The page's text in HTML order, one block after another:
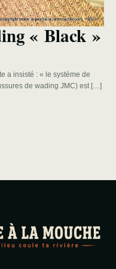
« Black »
a insisté : « le système de
de wading JMC) est […]